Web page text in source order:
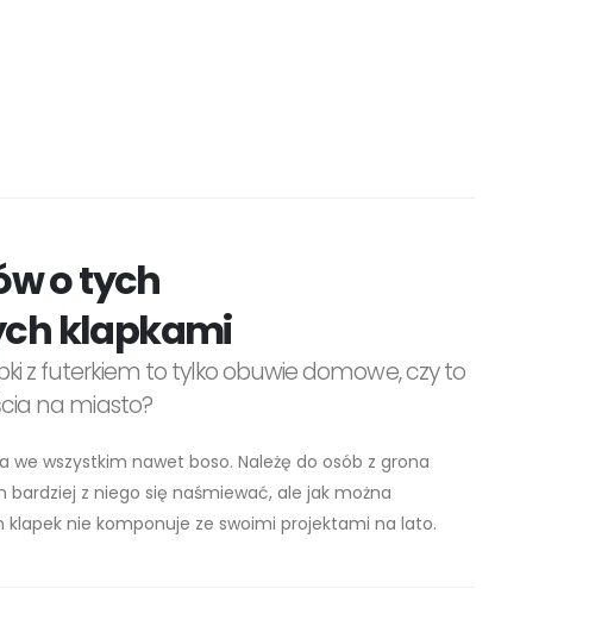
o tych
klapkami
z futerkiem to tylko obuwie domowe, czy to
na miasto?
wszystkim nawet boso. Należę do osób z grona
z niego się naśmiewać, ale jak można
nie komponuje ze swoimi projektami na lato.